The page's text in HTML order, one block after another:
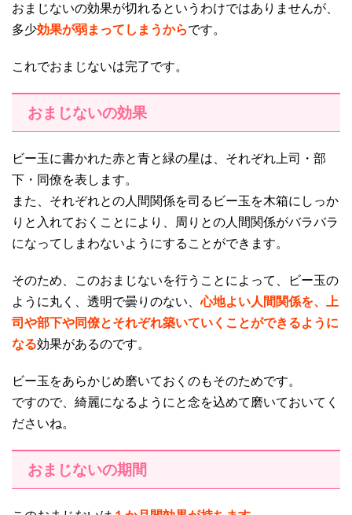
おまじないの効果が切れるというわけではありませんが、
多少効果が弱まってしまうからです。
これでおまじないは完了です。
おまじないの効果
ビー玉に書かれた赤と青と緑の星は、それぞれ上司・部
下・同僚を表します。
また、それぞれとの人間関係を司るビー玉を木箱にしっか
りと入れておくことにより、周りとの人間関係がバラバラ
になってしまわないようにすることができます。
そのため、このおまじないを行うことによって、ビー玉の
ように丸く、透明で曇りのない、心地よい人間関係を、上
司や部下や同僚とそれぞれ築いていくことができるように
なる効果があるのです。
ビー玉をあらかじめ磨いておくのもそのためです。
ですので、綺麗になるようにと念を込めて磨いておいてく
ださいね。
おまじないの期間